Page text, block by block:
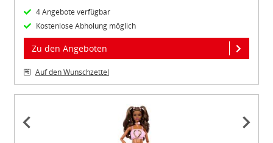
4 Angebote verfügbar
Kostenlose Abholung möglich
Zu den Angeboten
Auf den Wunschzettel